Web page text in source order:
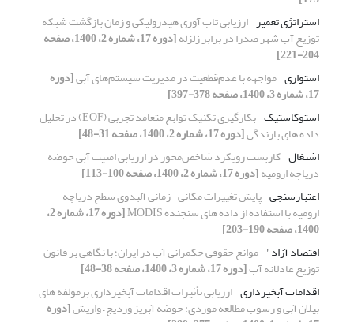
استراتژی تعمیر ارزیابی تاب آوری هیدرولیکی و زمان بازگشت شبکه
توزیع آب شهر صدرا در برابر زلزله [دوره 17، شماره 2، 1400، صفحه
204-221]
استواری مواجهه با عدم‌قطعیت در مدیریت سیستم‌های آبی[دوره
17، شماره 3، 1400، صفحه 378-397]
استوکاستیک
بکارگیری تکنیک توابع متعامد تجربی (EOF) در تحلیل
داده‎‎ های بارندگی
[دوره 17، شماره 2، 1400، صفحه 31-48]
اشتغال کاربست رویکرد شاخص‌محور در ارزیابی امنیت آبی حوضه
دریاچه ارومیه[دوره 17، شماره 2، 1400، صفحه 100-113]
اعتبارسنجی پایش تغییرات مکانی- زمانی آلبدوی سطح دریاچه
ارومیه با استفاده از داده های سنجنده MODIS [دوره 17، شماره 2،
1400، صفحه 190-203]
اقتصاد آزاد" موانع حقوقی حکمرانی آب در ایران؛ با نگاهی بر قانون
توزیع عادلانه آب[دوره 17، شماره 3، 1400، صفحه 38-48]
اقدامات آبخیزداری ارزیابی تأثیرات اقدامات آبخیزداری برمولفه های
بیلان آبی و رسوب مطالعه موردی: حوضه آبریز وردیج – واریش[دوره